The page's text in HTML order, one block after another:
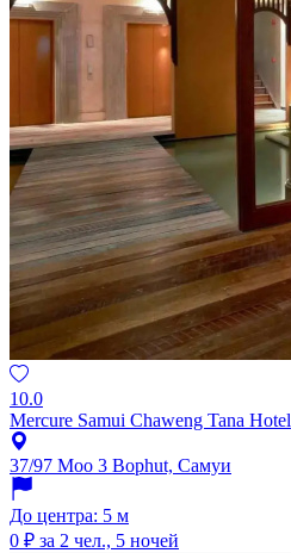
10.0
Mercure Samui Chaweng Tana Hotel
37/97 Moo 3 Bophut, Самуи
До центра: 5 м
0 ₽ за 2 чел., 5 ночей